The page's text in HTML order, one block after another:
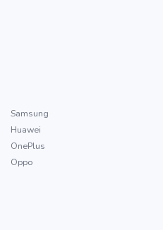
Samsung
Huawei
OnePlus
Oppo